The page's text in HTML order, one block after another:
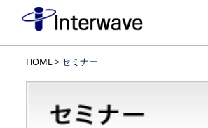
HOME> セミナー